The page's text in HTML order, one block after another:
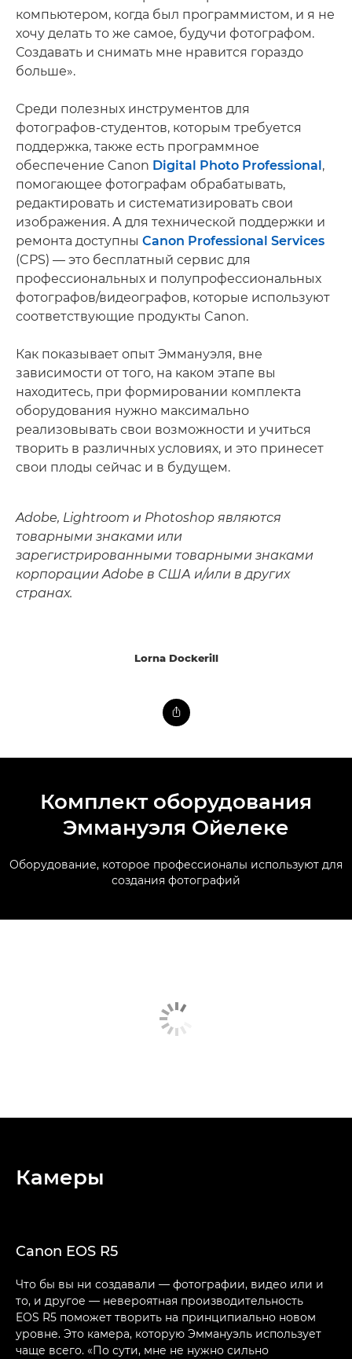
компьютером, когда был программистом, и я не
хочу делать то же самое, будучи фотографом.
Создавать и снимать мне нравится гораздо
больше».
Среди полезных инструментов для
фотографов-студентов, которым требуется
поддержка, также есть программное
обеспечение Canon Digital Photo Professional ,
помогающее фотографам обрабатывать,
редактировать и систематизировать свои
изображения. А для технической поддержки и
ремонта доступны Canon Professional Services
(CPS) — это бесплатный сервис для
профессиональных и полупрофессиональных
фотографов/видеографов, которые используют
соответствующие продукты Canon.
Как показывает опыт Эммануэля, вне
зависимости от того, на каком этапе вы
находитесь, при формировании комплекта
оборудования нужно максимально
реализовывать свои возможности и учиться
творить в различных условиях, и это принесет
свои плоды сейчас и в будущем.
Adobe, Lightroom и Photoshop являются
товарными знаками или
зарегистрированными товарными знаками
корпорации Adobe в США и/или в других
странах.
Lorna Dockerill
Комплект оборудования
Эммануэля Ойелеке
Оборудование, которое профессионалы используют для
создания фотографий
Камеры
Canon EOS R5
Что бы вы ни создавали — фотографии, видео или и
то, и другое — невероятная производительность
EOS R5 поможет творить на принципиально новом
уровне. Это камера, которую Эммануэль использует
чаще всего. «По сути, мне не нужно сильно